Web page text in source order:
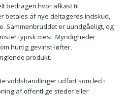
bedrageri hvor afkast til
betales af nye deltageres indskud,
Sammenbruddet er uundgåeligt, og
typisk mest. Myndigheder
hurtig gevinst-løfter,
produkt.
voldshandlinger udført som led i
af offentlige steder eller